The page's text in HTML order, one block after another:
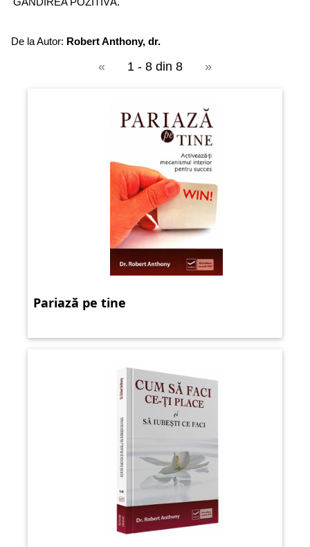
De la Autor: Robert Anthony, dr.
« 1 - 8 din 8 »
Pariază pe tine